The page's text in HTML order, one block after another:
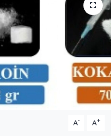
A- A+